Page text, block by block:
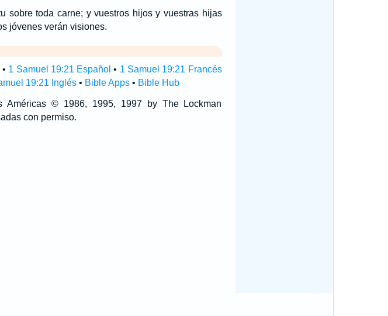
sobre toda carne; y vuestros hijos y vuestras hijas
jóvenes verán visiones.
• 1 Samuel 19:21 Español • 1 Samuel 19:21 Francés
19:21 Inglés• Bible Apps• Bible Hub
© 1986, 1995, 1997 by The Lockman
con permiso.